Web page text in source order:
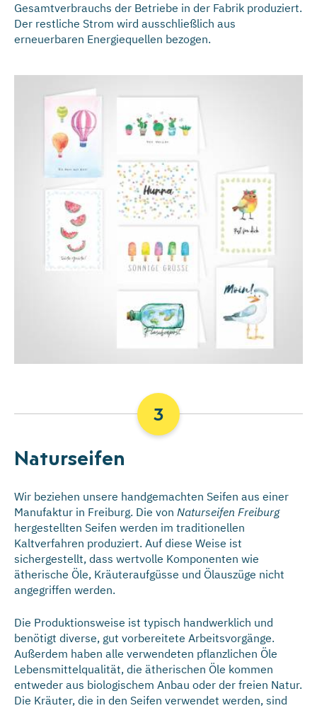
Gesamtverbrauchs der Betriebe in der Fabrik produziert.
Der restliche Strom wird ausschließlich aus
erneuerbaren Energiequellen bezogen.
Naturseifen
Wir beziehen unsere handgemachten Seifen aus einer
Manufaktur in Freiburg. Die von Naturseifen Freiburg
hergestellten Seifen werden im traditionellen
Kaltverfahren produziert. Auf diese Weise ist
sichergestellt, dass wertvolle Komponenten wie
ätherische Öle, Kräuteraufgüsse und Ölauszüge nicht
angegriffen werden.
Die Produktionsweise ist typisch handwerklich und
benötigt diverse, gut vorbereitete Arbeitsvorgänge.
Außerdem haben alle verwendeten pflanzlichen Öle
Lebensmittelqualität, die ätherischen Öle kommen
entweder aus biologischem Anbau oder der freien Natur.
Die Kräuter, die in den Seifen verwendet werden, sind